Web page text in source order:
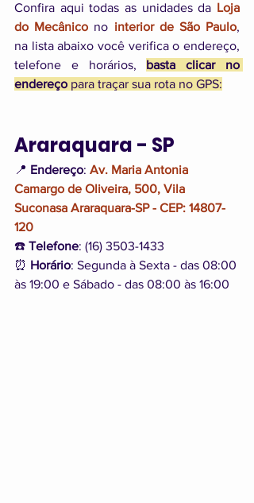
Confira aqui todas as unidades da Loja
do Mecânico no interior de São Paulo,
na lista abaixo você verifica o endereço,
telefone e horários, basta clicar no
endereço para traçar sua rota no GPS:
Araraquara - SP
📍 Endereço: Av. Maria Antonia
Camargo de Oliveira, 500, Vila
Suconasa Araraquara-SP - CEP: 14807-
120
☎️ Telefone: (16) 3503-1433
⏰ Horário: Segunda à Sexta - das 08:00
às 19:00 e Sábado - das 08:00 às 16:00